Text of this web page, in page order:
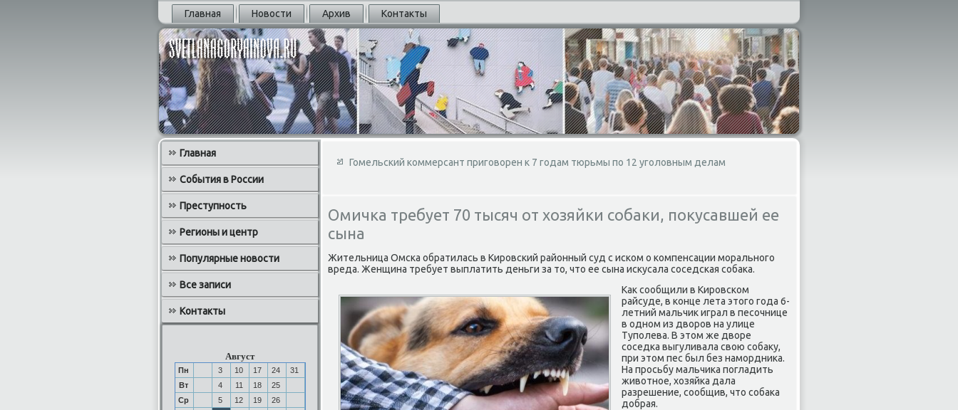
Главная Новости Архив Контакты
Главная
События в России
Преступность
Регионы и центр
Популярные новости
Все записи
Контакты
Август
Пн 3 10 17 24
31
Вт
4 11 18
25
Ср
5 12 19
26
Гомельский коммерсант приговорен к 7 годам тюрьмы по 12 уголовным делам
Омичка требует 70 тысяч от хозяйки собаки, покусавшей ее
сына
Жительница Омска обратилась в Кировский районный суд с иском о компенсации морального
вреда. Женщина требует выплатить деньги за то, что ее сына искусала соседская собака.
Как сообщили в Кировском
райсуде, в конце лета этого года 6-
летний мальчик играл в песочнице
в одном из дворов на улице
Туполева. В этом же дворе
соседка выгуливала свою собаку,
при этом пес был без намордника.
На просьбу мальчика погладить
животное, хозяйка дала
разрешение, сообщив, что собака
добрая.